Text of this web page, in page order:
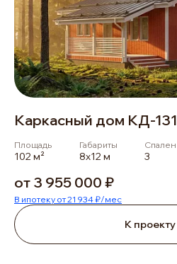
Каркасный дом КД-131
Площадь
102 м²
Габариты
8х12 м
Спален
3
от 3 955 000 ₽
В ипотеку от 21 934 ₽/мес
К проекту